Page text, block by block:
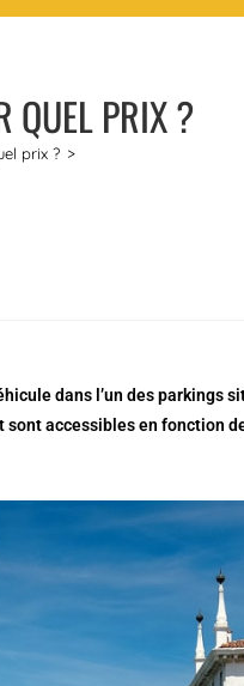
QUEL PRIX ?
prix ? >
dans l’un des parkings
accessibles en fonction